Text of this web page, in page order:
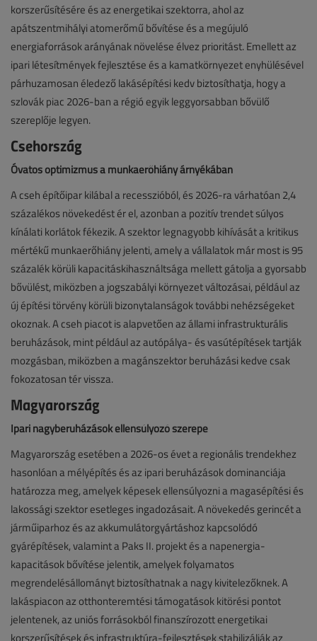
korszerűsítésére és az energetikai szektorra, ahol az
apátszentmihályi atomerőmű bővítése és a megújuló
energiaforrások arányának növelése élvez prioritást. Emellett az
ipari létesítmények fejlesztése és a kamatkörnyezet enyhülésével
párhuzamosan éledező lakásépítési kedv biztosíthatja, hogy a
szlovák piac 2026-ban a régió egyik leggyorsabban bővülő
szereplője legyen.
Csehország
Óvatos optimizmus a munkaerőhiány árnyékában
A cseh építőipar kilábal a recesszióból, és 2026-ra várhatóan 2,4
százalékos növekedést ér el, azonban a pozitív trendet súlyos
kínálati korlátok fékezik. A szektor legnagyobb kihívását a kritikus
mértékű munkaerőhiány jelenti, amely a vállalatok már most is 95
százalék körüli kapacitáskihasználtsága mellett gátolja a gyorsabb
bővülést, miközben a jogszabályi környezet változásai, például az
új építési törvény körüli bizonytalanságok további nehézségeket
okoznak. A cseh piacot is alapvetően az állami infrastrukturális
beruházások, mint például az autópálya- és vasútépítések tartják
mozgásban, miközben a magánszektor beruházási kedve csak
fokozatosan tér vissza.
Magyarország
Ipari nagyberuházások ellensúlyozó szerepe
Magyarország esetében a 2026-os évet a regionális trendekhez
hasonlóan a mélyépítés és az ipari beruházások dominanciája
határozza meg, amelyek képesek ellensúlyozni a magasépítési és
lakossági szektor esetleges ingadozásait. A növekedés gerincét a
járműiparhoz és az akkumulátorgyártáshoz kapcsolódó
gyárépítések, valamint a Paks II. projekt és a napenergia-
kapacitások bővítése jelentik, amelyek folyamatos
megrendelésállományt biztosíthatnak a nagy kivitelezőknek. A
lakáspiacon az otthonteremtési támogatások kitörési pontot
jelentenek, az uniós forrásokból finanszírozott energetikai
korszerűsítések és infrastruktúra-fejlesztések stabilizálják az